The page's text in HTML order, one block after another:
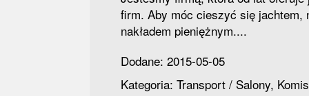
firm. Aby móc cieszyć się jachtem,
nakładem pieniężnym....
Dodane: 2015-05-05
Kategoria: Transport / Salony,